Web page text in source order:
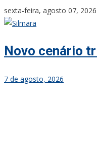
Skip
to
sexta-feira, agosto 07, 2026
Novo cenário
7 de agosto, 2026